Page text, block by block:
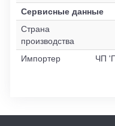
Сервисные данные
Страна
производства
Импортер
ЧП